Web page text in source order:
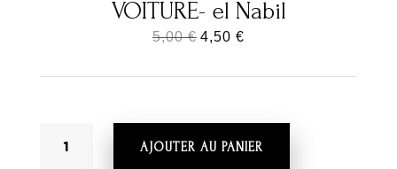
VOITURE- el Nabil
5,00€ Le
4,50 €
AJOUTER AU PANIER